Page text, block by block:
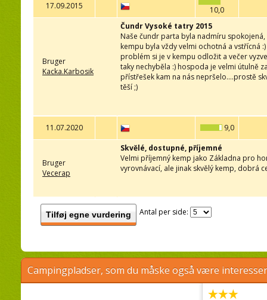
17.09.2015 10,0
Bruger
Kacka.Karbosik
Čundr Vysoké tatry 2015
Naše čundr parta byla nadmíru
kempu byla vždy velmi ochotná a vstřícná
problém si je v kempu odložit a večer
taky nechyběla :) hospoda je velmi útulně
přístřešek kam na nás nepršelo....prostě
těší ;)
11.07.2020 9,0
Bruger
Vecerap
Skvělé, dostupné, příjemné
Velmi příjemný kemp jako Základna pro
vyrovnávací, ale jinak skvělý kemp, dobrá
Tilføj egne vurdering Antal per side:
Campingpladser, som du måske også være